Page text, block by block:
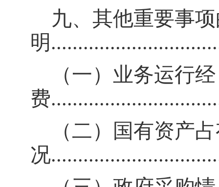
九、其他重要事
明
（一）业务运行经
费
（二）国有资产
况